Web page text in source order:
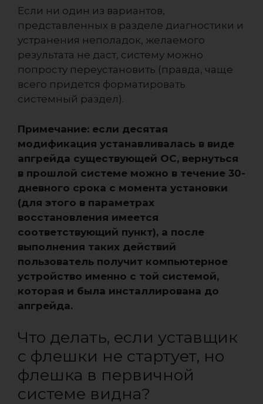
Если ни один из вариантов,
представленных в разделе диагностики и
устранения неполадок, желаемого
результата не даст, систему можно
попросту переустановить (правда, чаще
всего придется форматировать
системный раздел).
Примечание: если десятая
модификация устанавливалась в виде
апгрейда существующей ОС, вернуться
в прошлой системе можно в течение 30-
дневного срока с момента установки
(для этого в параметрах
восстановления имеется
соответствующий пункт), а после
выполнения таких действий
пользователь получит компьютерное
устройство именно с той системой,
которая и была инсталлирована до
апгрейда.
Что делать, если уставщик
с флешки не стартует, но
флешка в первичной
системе видна?